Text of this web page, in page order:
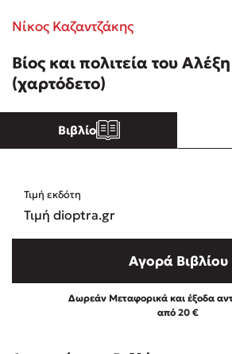
Ένας γίγαντας στο
Δανάη Δεληγεώργη
Πάνω, κάτω,
Νίκος Καζαντζάκης
Βίος και πολιτεία του
(χαρτόδετο)
Βιβλίο
Τιμή εκδότη
Τιμή dioptra.gr
Αγορά Βιβλίου
Δωρεάν Μεταφορικά και έξοδα
από 20 €